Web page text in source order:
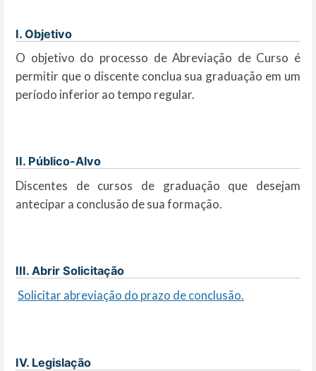
I. Objetivo
O objetivo do processo de Abreviação de Curso é
permitir que o discente conclua sua graduação em um
período inferior ao tempo regular.
II. Público-Alvo
Discentes de cursos de graduação que desejam
antecipar a conclusão de sua formação.
III. Abrir Solicitação
Solicitar abreviação do prazo de conclusão.
IV. Legislação